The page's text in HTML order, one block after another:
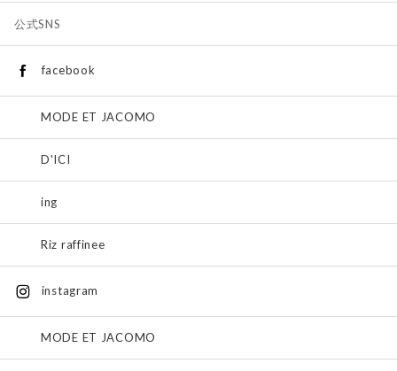
公式SNS
facebook
MODE ET JACOMO
D'ICI
ing
Riz raffinee
instagram
MODE ET JACOMO